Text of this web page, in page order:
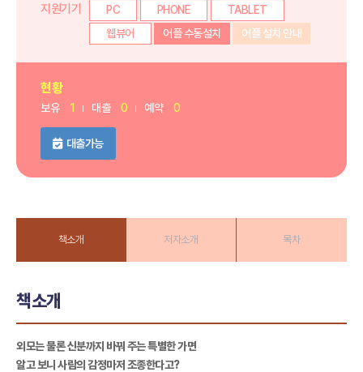
지원기기
PC PHONE
TABLET
웹뷰어
어플 수동설치 어플 설치 안내
현황
보유 1 대출 0 예약 0
대출가능
책소개 저자소개 목차
책소개
외모는 물론 신분까지 바꿔 주는 특별한 가면
알고 보니 사람의 감정마저 조종한다고?